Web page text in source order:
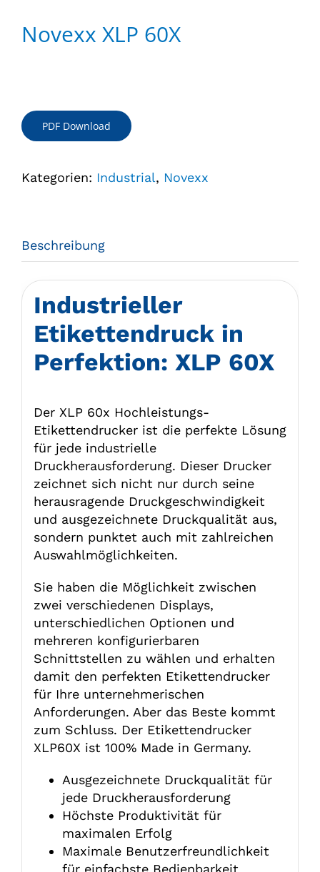
Novexx XLP 60X
PDF Download
Kategorien: Industrial, Novexx
Beschreibung
Industrieller
Etikettendruck in
Perfektion: XLP 60X
Der XLP 60x Hochleistungs-
Etikettendrucker ist die perfekte Lösung
für jede industrielle
Druckherausforderung. Dieser Drucker
zeichnet sich nicht nur durch seine
herausragende Druckgeschwindigkeit
und ausgezeichnete Druckqualität aus,
sondern punktet auch mit zahlreichen
Auswahlmöglichkeiten.
Sie haben die Möglichkeit zwischen
zwei verschiedenen Displays,
unterschiedlichen Optionen und
mehreren konfigurierbaren
Schnittstellen zu wählen und erhalten
damit den perfekten Etikettendrucker
für Ihre unternehmerischen
Anforderungen. Aber das Beste kommt
zum Schluss. Der Etikettendrucker
XLP60X ist 100% Made in Germany.
Ausgezeichnete Druckqualität für
jede Druckherausforderung
Höchste Produktivität für
maximalen Erfolg
Maximale Benutzerfreundlichkeit
für einfachste Bedienbarkeit